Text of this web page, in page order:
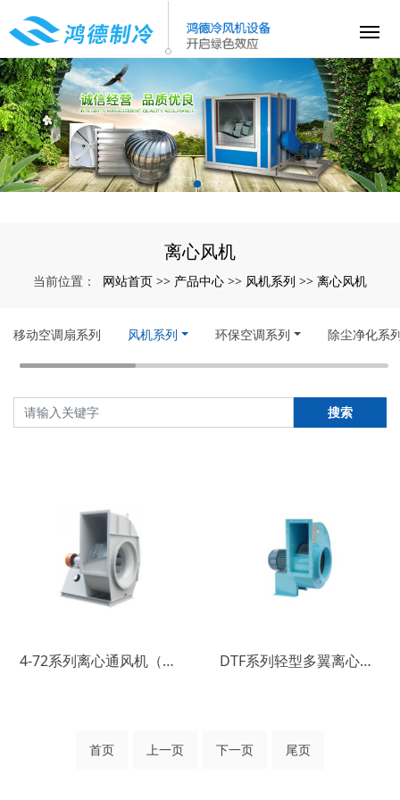
离心风机
当前位置： 网站首页 >> 产品中心 >> 风机系列 >> 离心风机
移动空调扇系列 风机系列 环保空调系列 除尘净化系
搜索
4-72系列离心通风机（C式） DTF系列轻型多翼离心通风机
首页 上一页 下一页 尾页